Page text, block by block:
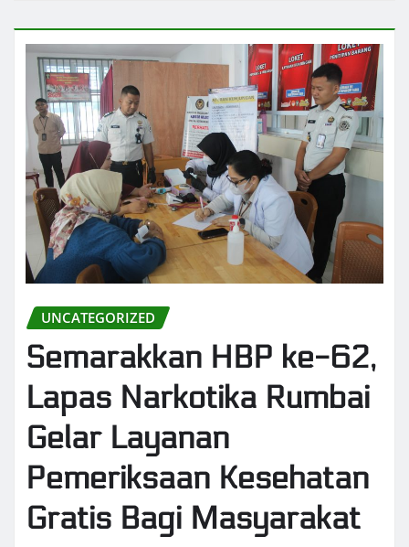
UNCATEGORIZED
Semarakkan HBP ke-62,
Lapas Narkotika Rumbai
Gelar Layanan
Pemeriksaan Kesehatan
Gratis Bagi Masyarakat